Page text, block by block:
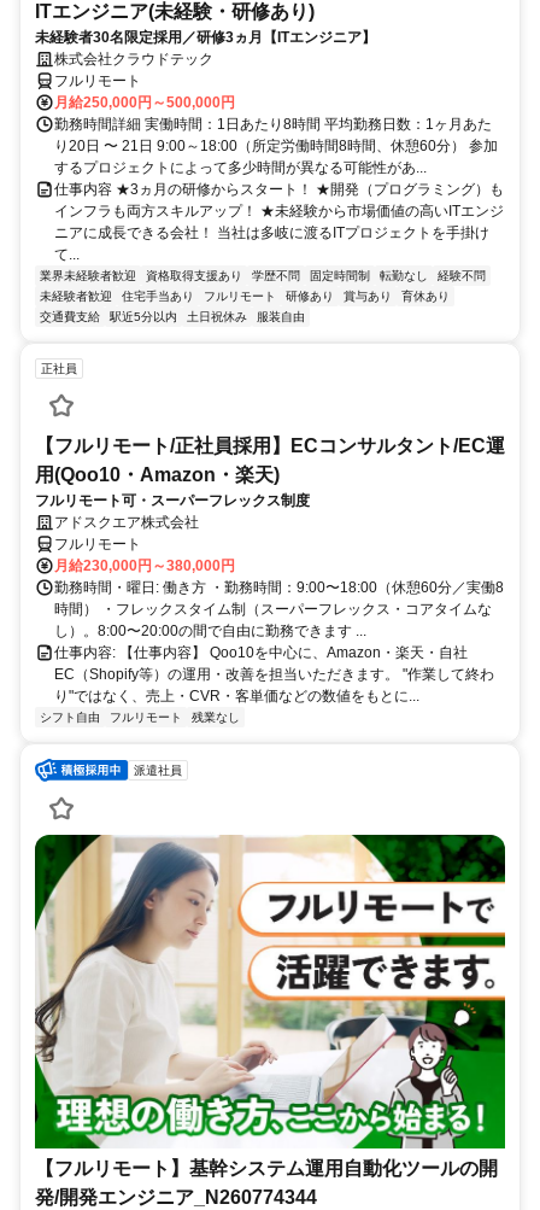
ITエンジニア(未経験・研修あり)
未経験者30名限定採用／研修3ヵ月【ITエンジニア】
株式会社クラウドテック
フルリモート
月給250,000円～500,000円
勤務時間詳細 実働時間：1日あたり8時間 平均勤務日数：1ヶ月あた
り20日 〜 21日 9:00～18:00（所定労働時間8時間、休憩60分） 参加
するプロジェクトによって多少時間が異なる可能性があ...
仕事内容 ★3ヵ月の研修からスタート！ ★開発（プログラミング）も
インフラも両方スキルアップ！ ★未経験から市場価値の高いITエンジ
ニアに成長できる会社！ 当社は多岐に渡るITプロジェクトを手掛け
て...
業界未経験者歓迎 資格取得支援あり 学歴不問 固定時間制 転勤なし
経験不問
未経験者歓迎
住宅手当あり フルリモート 研修あり 賞与あり
育休あり
交通費支給
駅近5分以内 土日祝休み 服装自由
正社員
【フルリモート/正社員採用】ECコンサルタント/EC運
用(Qoo10・Amazon・楽天)
フルリモート可・スーパーフレックス制度
アドスクエア株式会社
フルリモート
月給230,000円～380,000円
勤務時間・曜日: 働き方 ・勤務時間：9:00〜18:00（休憩60分／実働8
時間） ・フレックスタイム制（スーパーフレックス・コアタイムな
し）。8:00〜20:00の間で自由に勤務できます ...
仕事内容: 【仕事内容】 Qoo10を中心に、Amazon・楽天・自社
EC（Shopify等）の運用・改善を担当いただきます。 "作業して終わ
り"ではなく、売上・CVR・客単価などの数値をもとに...
シフト自由 フルリモート 残業なし
派遣社員
【フルリモート】基幹システム運用自動化ツールの開
発/開発エンジニア_N260774344